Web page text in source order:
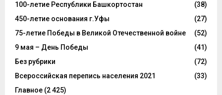
100-летие Республики Башкортостан
(38)
450-летие основания г.Уфы
(27)
75-летие Победы в Великой Отечественной войне
(52)
9 мая – День Победы
(41)
Без рубрики
(72)
Всероссийская перепись населения 2021
(33)
Главное (2 425)